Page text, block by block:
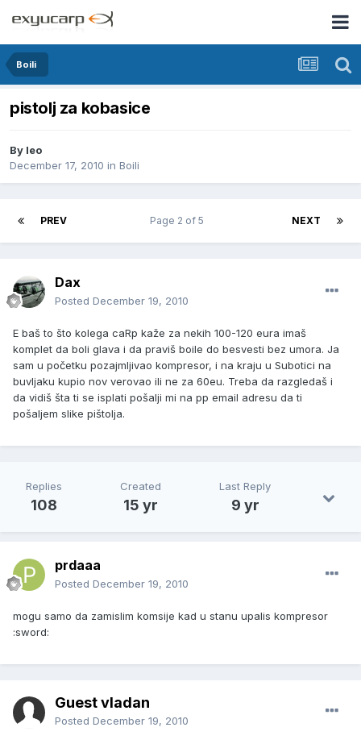
Boili
pistolj za kobasice
By leo
December 17, 2010 in Boili
PREV NEXT
Page 2 of 5
Dax
Posted December 19, 2010
E baš to što kolega caRp kaže za nekih 100-120 eura imaš
komplet da boli glava i da praviš boile do besvesti bez umora. Ja
sam u početku pozajmljivao kompresor, i na kraju u Subotici na
buvljaku kupio nov verovao ili ne za 60eu. Treba da razgledaš i
da vidiš šta ti se isplati pošalji mi na pp email adresu da ti
pošaljem slike pištolja.
Replies
108
Created
15 yr
Last Reply
9 yr
prdaaa
Posted December 19, 2010
mogu samo da zamislim komsije kad u stanu upalis kompresor
:sword:
Guest vladan
Posted December 19, 2010